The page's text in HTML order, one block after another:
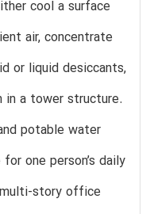
cool a surface
air, concentrate
or liquid desiccants,
in a tower structure.
potable water
one person’s daily
story office